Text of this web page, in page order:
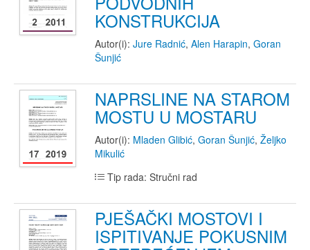
KONSTRUKCIJA
Autor(i): Jure Radnić, Alen Harapin, Goran
Šunjić
NAPRSLINE NA STAROM
MOSTU U MOSTARU
Autor(i): Mladen Glibić, Goran Šunjić, Željko
Mikulić
Tip rada: Stručni rad
PJEŠAČKI MOSTOVI I
ISPITIVANJE POKUSNIM